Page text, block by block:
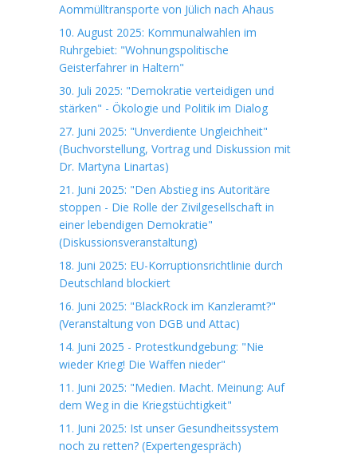
Aommülltransporte von Jülich nach Ahaus
10. August 2025: Kommunalwahlen im
Ruhrgebiet: "Wohnungspolitische
Geisterfahrer in Haltern"
30. Juli 2025: "Demokratie verteidigen und
stärken" - Ökologie und Politik im Dialog
27. Juni 2025: "Unverdiente Ungleichheit"
(Buchvorstellung, Vortrag und Diskussion mit
Dr. Martyna Linartas)
21. Juni 2025: "Den Abstieg ins Autoritäre
stoppen - Die Rolle der Zivilgesellschaft in
einer lebendigen Demokratie"
(Diskussionsveranstaltung)
18. Juni 2025: EU-Korruptionsrichtlinie durch
Deutschland blockiert
16. Juni 2025: "BlackRock im Kanzleramt?"
(Veranstaltung von DGB und Attac)
14. Juni 2025 - Protestkundgebung: "Nie
wieder Krieg! Die Waffen nieder"
11. Juni 2025: "Medien. Macht. Meinung: Auf
dem Weg in die Kriegstüchtigkeit"
11. Juni 2025: Ist unser Gesundheitssystem
noch zu retten? (Expertengespräch)